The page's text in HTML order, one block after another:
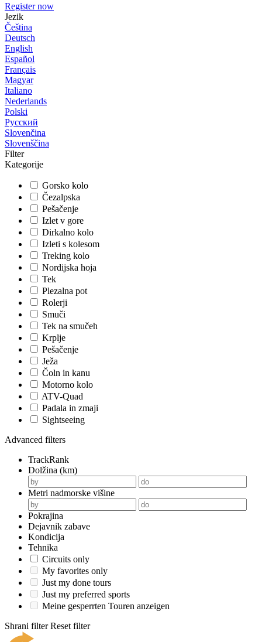
Register now
Jezik
Čeština
Deutsch
English
Español
Français
Magyar
Italiano
Nederlands
Polski
Русский
Slovenčina
Slovenščina
Filter
Kategorije
Gorsko kolo
Čezalpska
Pešačenje
Izlet v gore
Dirkalno kolo
Izleti s kolesom
Treking kolo
Nordijska hoja
Tek
Plezalna pot
Rolerji
Smuči
Tek na smučeh
Krplje
Pešačenje
Ježa
Čoln in kanu
Motorno kolo
ATV-Quad
Padala in zmaji
Sightseeing
Advanced filters
TrackRank
Dolžina (km)
Metri nadmorske višine
Pokrajina
Dejavnik zabave
Kondicija
Tehnika
Circuits only
My favorites only
Just my done tours
Just my preferred sports
Meine gesperrten Touren anzeigen
Shrani filter Reset filter